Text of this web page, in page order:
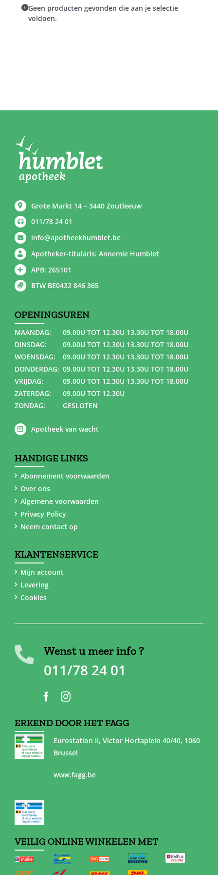
Geen producten gevonden die aan je selectie
voldoen.
Grote Markt 14 – 3440 Zoutleeuw
011/78 24 01
info@apotheekhumblet.be
Apotheker-titularis: Annemie Humblet
APB: 265101
BTW BE0432 846 365
OPENINGSUREN
MAANDAG:
09.00U TOT 12.30U 13.30U TOT 18.00U
DINSDAG:
09.00U TOT 12.30U 13.30U TOT 18.00U
WOENSDAG:
09.00U TOT 12.30U 13.30U TOT 18.00U
DONDERDAG: 09.00U TOT 12.30U 13.30U TOT 18.00U
VRIJDAG:
09.00U TOT 12.30U 13.30U TOT 18.00U
ZATERDAG:
09.00U TOT 12.30U
ZONDAG:
GESLOTEN
Apotheek van wacht
HANDIGE LINKS
Abonnement voorwaarden
Over ons
Algemene voorwaarden
Privacy Policy
Neem contact op
KLANTENSERVICE
Mijn account
Levering
Cookies
Wenst u meer info ?
011/78 24 01
ERKEND DOOR HET FAGG
Eurostation II, Victor Hortaplein 40/40, 1060
Brussel
www.fagg.be
VEILIG ONLINE WINKELEN MET